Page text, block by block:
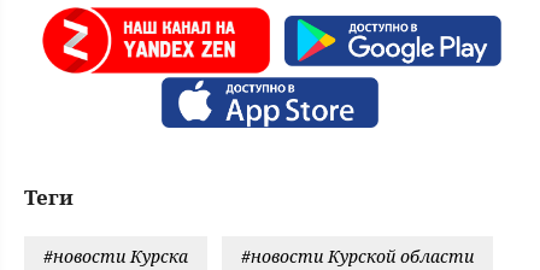
Теги
#новости Курска #новости Курской области